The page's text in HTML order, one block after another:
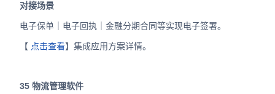
对接场景
电子保单｜电子回执｜金融分期合同等实现电子签署。
【 点击查看】集成应用方案详情。
35 物流管理软件